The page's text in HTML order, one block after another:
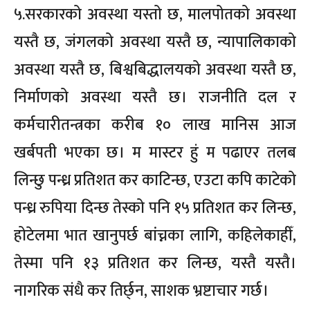
५.सरकारको अवस्था यस्तो छ, मालपोतको अवस्था
यस्तै छ, जंगलको अवस्था यस्तै छ, न्यापालिकाको
अवस्था यस्तै छ, बिश्वबिद्धालयको अवस्था यस्तै छ,
निर्माणको अवस्था यस्तै छ। राजनीति दल र
कर्मचारीतन्त्रका करीब १० लाख मानिस आज
खर्बपती भएका छ। म मास्टर हुं म पढाएर तलब
लिन्छु पन्ध्र प्रतिशत कर काटिन्छ, एउटा कपि काटेको
पन्ध्र रुपिया दिन्छ तेस्को पनि १५ प्रतिशत कर लिन्छ,
होटेलमा भात खानुपर्छ बांच्नका लागि, कहिलेकाहीँ,
तेस्मा पनि १३ प्रतिशत कर लिन्छ, यस्तै यस्तै।
नागरिक संधै कर तिर्छ्न, साशक भ्रष्टाचार गर्छ।